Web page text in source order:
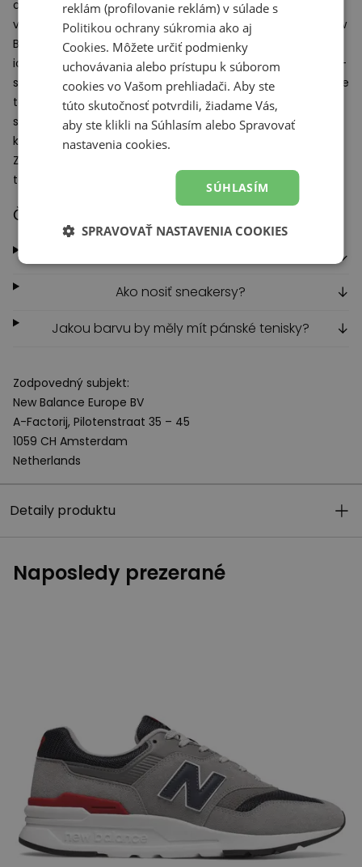
ohľadu na to, či ste fanúšikom mestského štýlu alebo
volíte športové kombinácie – moderné pánske tenisky New
Balance 997 budú perfektné pre každú styling. Môžete si
ich obliecť k cargo nohaviciam a hladkému bavlnenému t-
shirtu, čím vytvoríte ležérny vzhľad. Tíieto pohodlné pánske
topánky sú tiež skvelou voľbou, keď sa rozhodnete obliecť
si chinos nohavice a ľahký sveter alebo vzorovanú košeľu,
ktoré dodajú vášmu stylingu kúsok mestskej elegancie.
Zdôraznite svoju osobnosť, športový štýl s modernými
topánkami New Balance.
Často kladené otázky
↓
Ako nosiť sneakersy? ↓
Jakou barvu by měly mít pánské tenisky? ↓
Zodpovedný subjekt:
New Balance Europe BV
A-Factorij, Pilotenstraat 35 – 45
1059 CH Amsterdam
Netherlands
Detaily produktu
Naposledy prezerané
reklám (profilovanie reklám) v súlade s
Politikou ochrany súkromia ako aj
Cookies. Môžete určiť podmienky
uchovávania alebo prístupu k súborom
cookies vo Vašom prehliadači. Aby ste
túto skutočnosť potvrdili, žiadame Vás,
aby ste klikli na Súhlasím alebo Spravovať
nastavenia cookies.
SÚHLASÍM
SPRAVOVAŤ NASTAVENIA COOKIES